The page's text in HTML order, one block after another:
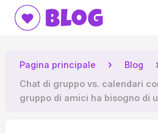
Blog
Pagina principale
Blog
Chat di gruppo vs. calendari
gruppo di amici ha bisogno di